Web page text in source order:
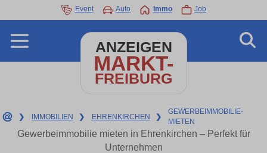
Event Auto Immo Job
ANZEIGEN
MARKT-
FREIBURG
❯ IMMOBILIEN ❯ EHRENKIRCHEN ❯
GEWERBEIMMOBILIE-
MIETEN
Gewerbeimmobilie mieten in Ehrenkirchen – Perfekt für
Unternehmen